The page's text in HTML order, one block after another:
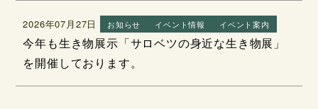
2026年07月27日 お知らせ イベント情報 イベント案内
今年も生き物展示「サロベツの身近な生き物展」
を開催しております。